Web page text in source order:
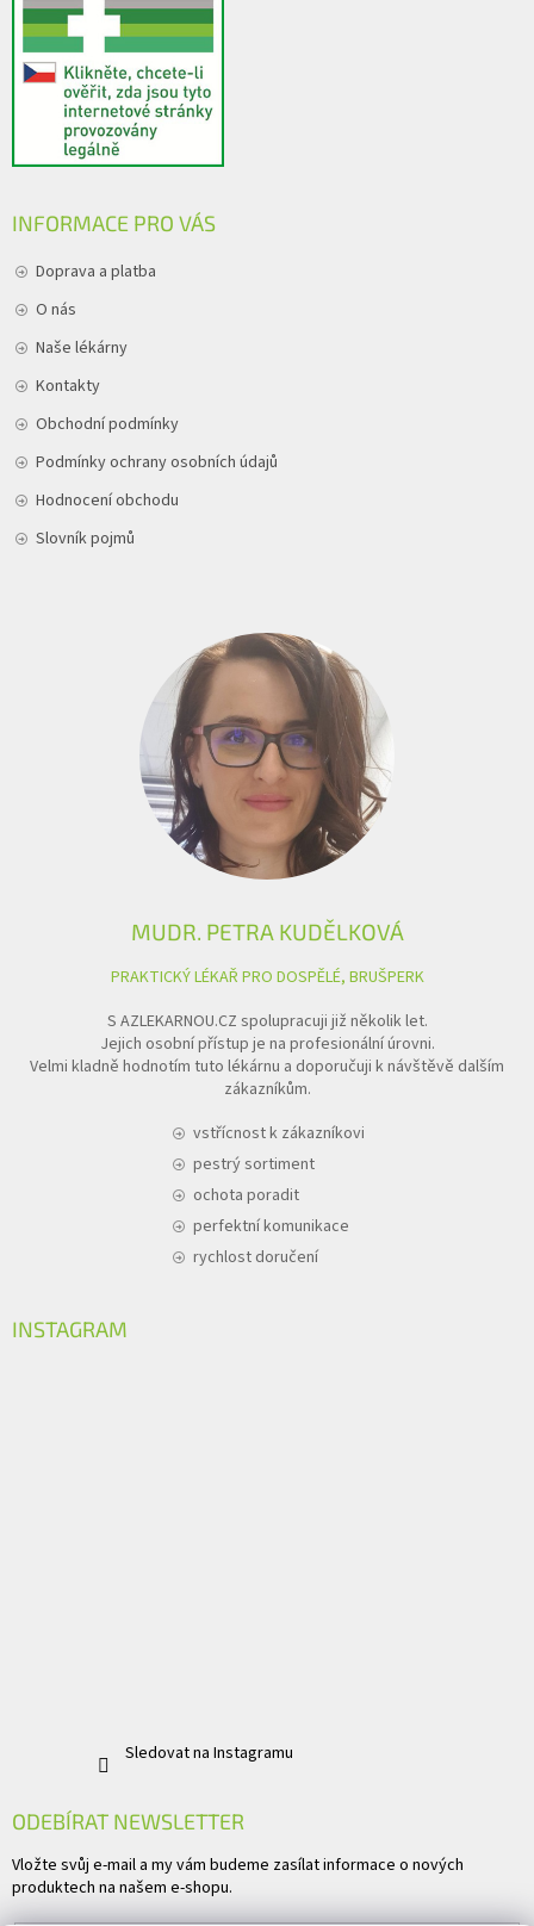
INFORMACE PRO VÁS
Doprava a platba
O nás
Naše lékárny
Kontakty
Obchodní podmínky
Podmínky ochrany osobních údajů
Hodnocení obchodu
Slovník pojmů
MUDR. PETRA KUDĚLKOVÁ
PRAKTICKÝ LÉKAŘ PRO DOSPĚLÉ, BRUŠPERK
S AZLEKARNOU.CZ spolupracuji již několik let.
Jejich osobní přístup je na profesionální úrovni.
Velmi kladně hodnotím tuto lékárnu a doporučuji k návštěvě dalším
zákazníkům.
vstřícnost k zákazníkovi
pestrý sortiment
ochota poradit
perfektní komunikace
rychlost doručení
INSTAGRAM
Sledovat na Instagramu
ODEBÍRAT NEWSLETTER
Vložte svůj e-mail a my vám budeme zasílat informace o nových
produktech na našem e-shopu.